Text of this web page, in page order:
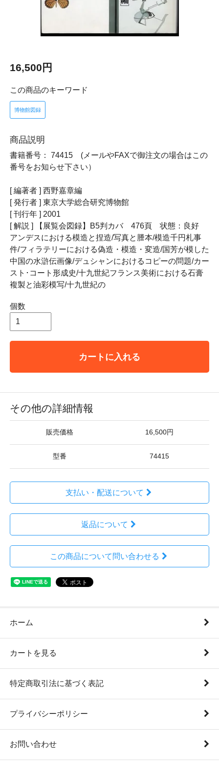
16,500円
この商品のキーワード
博物館図録
商品説明
書籍番号： 74415 (メールやFAXで御注文の場合はこの
番号をお知らせ下さい）
[ 編著者 ] 西野嘉章編
[ 発行者 ] 東京大学総合研究博物館
[ 刊行年 ] 2001
[ 解説 ] 【展覧会図録】B5判カバ 476頁 状態：良好
アンデスにおける模造と捏造/写真と謄本/模造千円札事
件/フィラテリーにおける偽造・模造・変造/国芳が模した
中国の水滸伝画像/デュシャンにおけるコピーの問題/カー
スト･コート形成史/十九世紀フランス美術における石膏
複製と油彩模写/十九世紀の
個数
カートに入れる
その他の詳細情報
販売価格 16,500円
型番 74415
支払い・配送について
返品について
この商品について問い合わせる
ホーム
カートを見る
特定商取引法に基づく表記
プライバシーポリシー
お問い合わせ